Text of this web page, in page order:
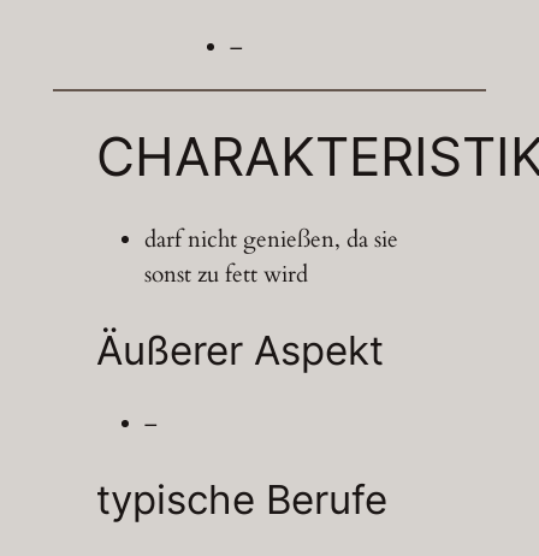
–
darf nicht genießen, da sie
sonst zu fett wird
Äußerer Aspekt
–
typische Berufe